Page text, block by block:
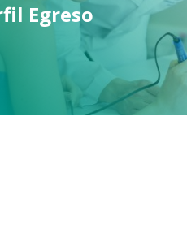
Egreso